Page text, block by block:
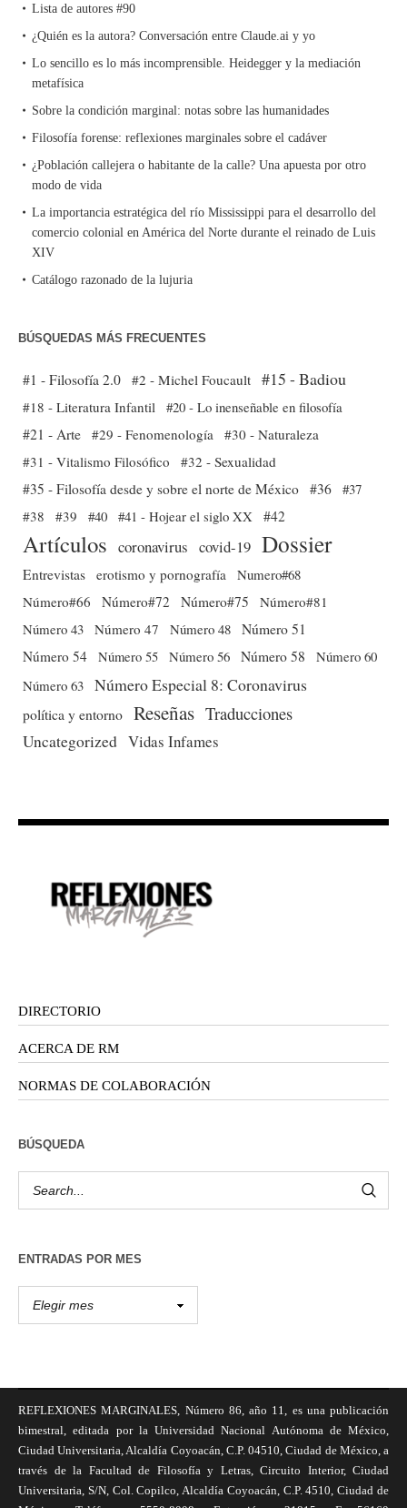
Lista de autores #90
¿Quién es la autora? Conversación entre Claude.ai y yo
Lo sencillo es lo más incomprensible. Heidegger y la mediación
metafísica
Sobre la condición marginal: notas sobre las humanidades
Filosofía forense: reflexiones marginales sobre el cadáver
¿Población callejera o habitante de la calle? Una apuesta por otro
modo de vida
La importancia estratégica del río Mississippi para el desarrollo del
comercio colonial en América del Norte durante el reinado de Luis
XIV
Catálogo razonado de la lujuria
BÚSQUEDAS MÁS FRECUENTES
#1 - Filosofía 2.0 #2 - Michel Foucault #15 - Badiou
#18 - Literatura Infantil #20 - Lo inenseñable en filosofía
#21 - Arte #29 - Fenomenología
#30 - Naturaleza
#31 - Vitalismo Filosófico
#32 - Sexualidad
#35 - Filosofía desde y sobre el norte de México #36 #37
#38
#39 #40 #41 - Hojear el siglo XX #42
Artículos coronavirus covid-19 Dossier
Entrevistas erotismo y pornografía
Numero#68
Número#66
Número#72 Número#75
Número#81
Número 43 Número 47 Número 48 Número 51
Número 54 Número 55 Número 56 Número 58
Número 60
Número 63 Número Especial 8: Coronavirus
política y entorno Reseñas Traducciones
Uncategorized Vidas Infames
DIRECTORIO
ACERCA DE RM
NORMAS DE COLABORACIÓN
BÚSQUEDA
ENTRADAS POR MES
REFLEXIONES MARGINALES, Número 86, año 11, es una publicación
bimestral, editada por la Universidad Nacional Autónoma de México,
Ciudad Universitaria, Alcaldía Coyoacán, C.P. 04510, Ciudad de México, a
través de la Facultad de Filosofía y Letras, Circuito Interior, Ciudad
Universitaria, S/N, Col. Copilco, Alcaldía Coyoacán, C.P. 4510, Ciudad de